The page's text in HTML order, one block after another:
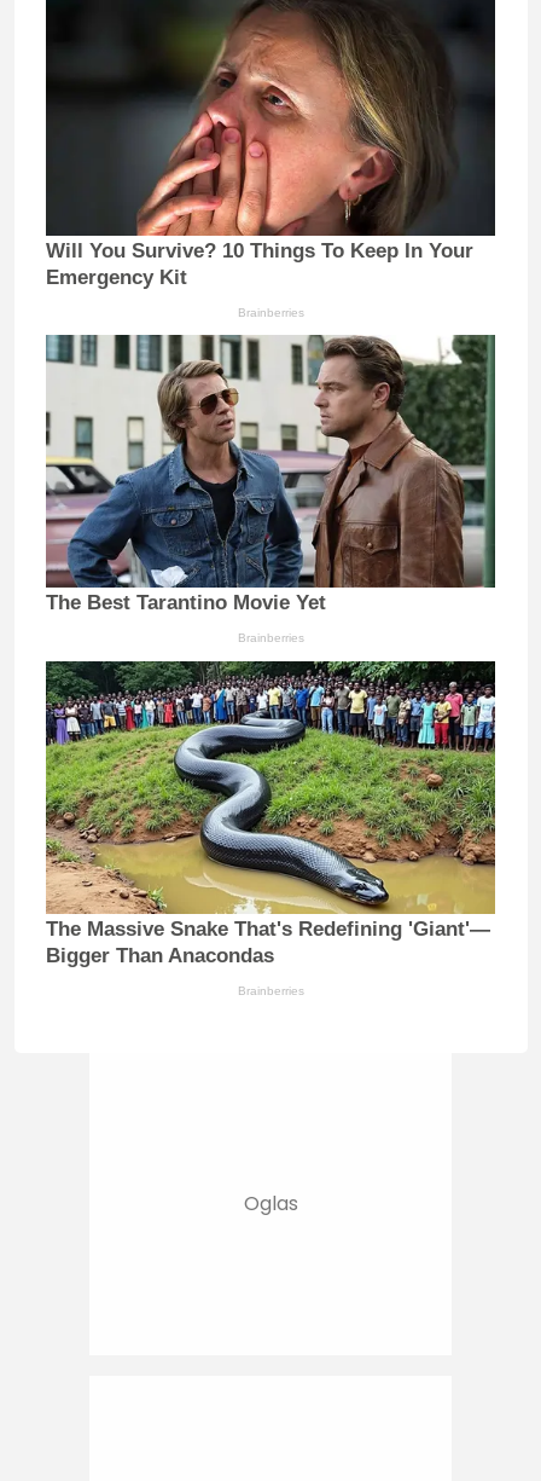
Will You Survive? 10 Things To Keep In Your
Emergency Kit
Brainberries
The Best Tarantino Movie Yet
Brainberries
The Massive Snake That's Redefining 'Giant'—
Bigger Than Anacondas
Brainberries